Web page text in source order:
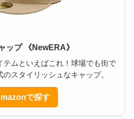
ップ 《NewERA》
テムといえばこれ！球場でも街で
のスタイリッシュなキャップ。
で探す